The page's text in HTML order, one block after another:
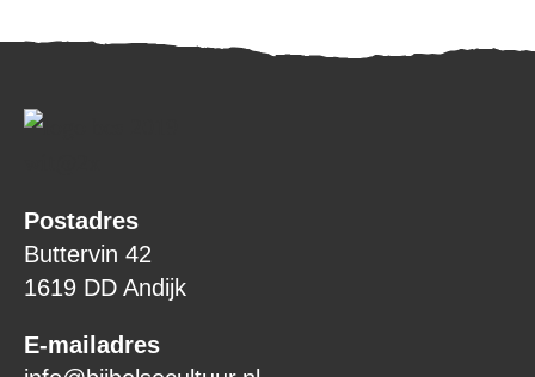
Postadres
Buttervin 42
1619 DD Andijk
E-mailadres